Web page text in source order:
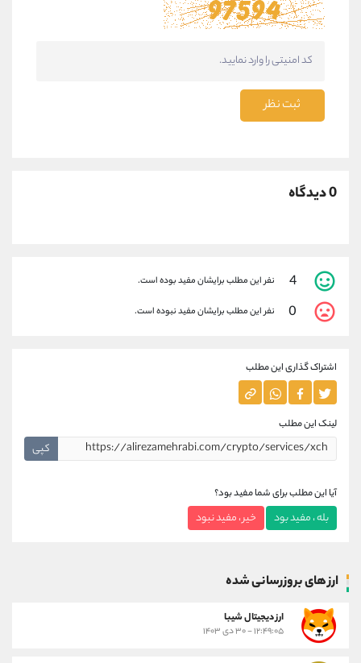
ثبت نظر
0 دیدگاه
4 نفر این مطلب برایشان مفید بوده است.
0 نفر این مطلب برایشان مفید نبوده است.
اشتراک گذاری این مطلب
لینک این مطلب
کپی
آیا این مطلب برای شما مفید بود؟
بله ، مفید بود خیر ، مفید نبود
ارز های بروزرسانی شده
ارز ديجيتال شیبا
۱۲:۴۹:۰۵ - ۳۰ دی ۱۴۰۳